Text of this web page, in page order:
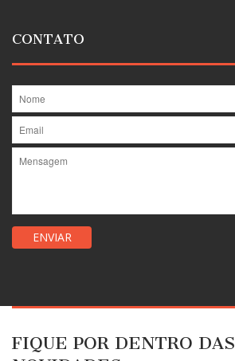
CONTATO
FIQUE POR DENTRO DAS